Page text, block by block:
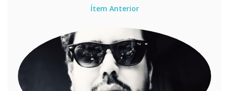
Ítem Anterior